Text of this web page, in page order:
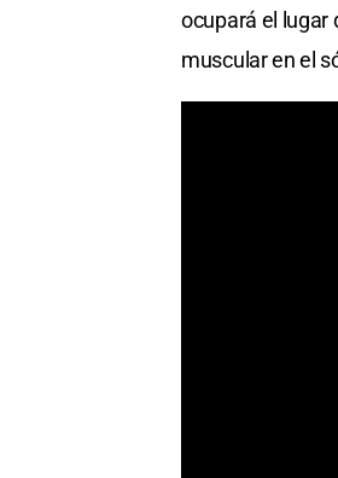
ocupará el lugar
muscular en el